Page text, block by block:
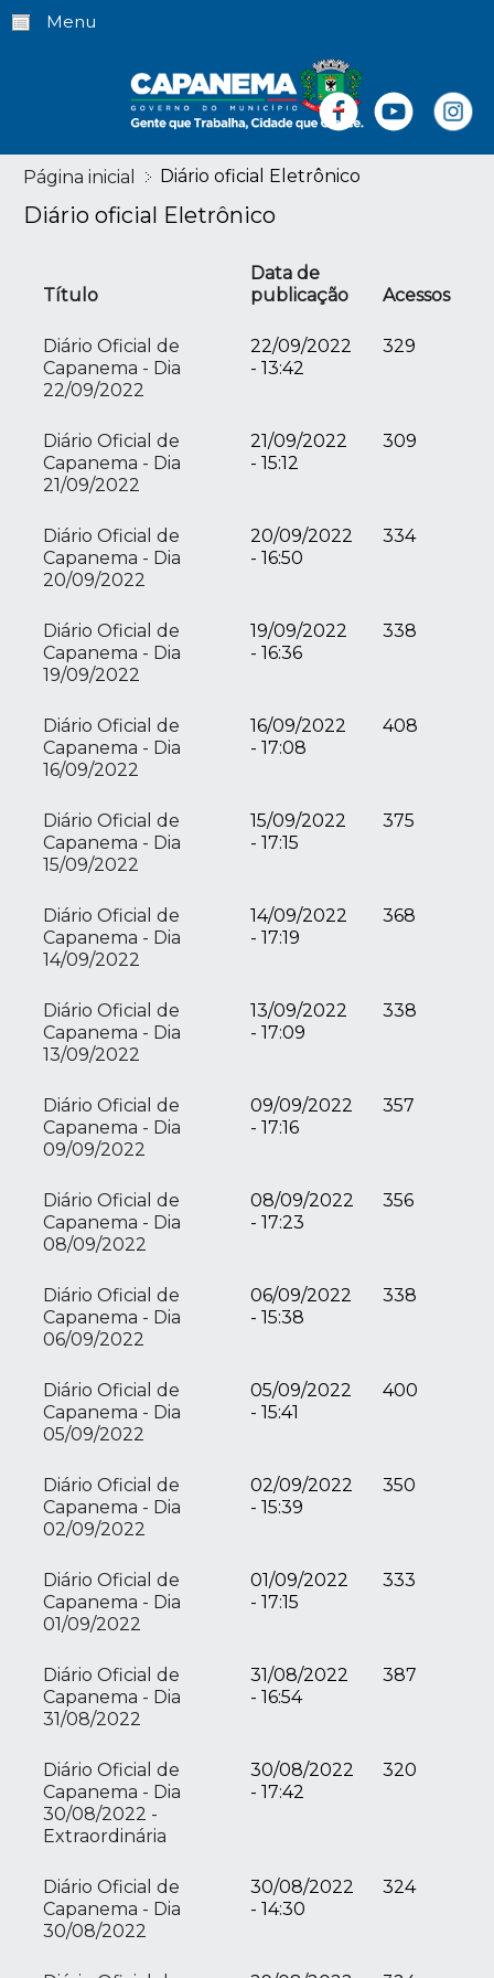
Menu
Página inicial Diário oficial Eletrônico
Diário oficial Eletrônico
Título
Data de
publicação
Acessos
Diário Oficial de
Capanema - Dia
22/09/2022
22/09/2022
- 13:42
329
Diário Oficial de
Capanema - Dia
21/09/2022
21/09/2022
- 15:12
309
Diário Oficial de
Capanema - Dia
20/09/2022
20/09/2022
- 16:50
334
Diário Oficial de
Capanema - Dia
19/09/2022
19/09/2022
- 16:36
338
Diário Oficial de
Capanema - Dia
16/09/2022
16/09/2022
- 17:08
408
Diário Oficial de
Capanema - Dia
15/09/2022
15/09/2022
- 17:15
375
Diário Oficial de
Capanema - Dia
14/09/2022
14/09/2022
- 17:19
368
Diário Oficial de
Capanema - Dia
13/09/2022
13/09/2022
- 17:09
338
Diário Oficial de
Capanema - Dia
09/09/2022
09/09/2022
- 17:16
357
Diário Oficial de
Capanema - Dia
08/09/2022
08/09/2022
- 17:23
356
Diário Oficial de
Capanema - Dia
06/09/2022
06/09/2022
- 15:38
338
Diário Oficial de
Capanema - Dia
05/09/2022
05/09/2022
- 15:41
400
Diário Oficial de
Capanema - Dia
02/09/2022
02/09/2022
- 15:39
350
Diário Oficial de
Capanema - Dia
01/09/2022
01/09/2022
- 17:15
333
Diário Oficial de
Capanema - Dia
31/08/2022
31/08/2022
- 16:54
387
Diário Oficial de
Capanema - Dia
30/08/2022 -
Extraordinária
30/08/2022
- 17:42
320
Diário Oficial de
Capanema - Dia
30/08/2022
30/08/2022
- 14:30
324